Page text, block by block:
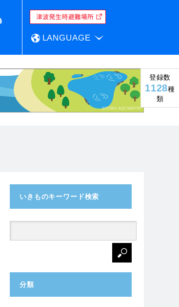
LANGUAGE
登録数
1128種
類
いきものキーワード検索
分類